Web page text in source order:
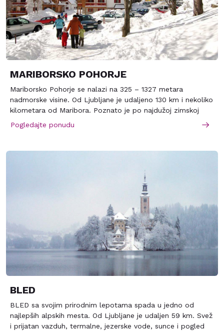
MARIBORSKO POHORJE
Mariborsko Pohorje se nalazi na 325 – 1327 metara
nadmorske visine. Od Ljubljane je udaljeno 130 km i nekoliko
kilometara od Maribora. Poznato je po najdužoj zimskoj
sezoni, koja traje čak 90 dana. Pohorje je popularna
turističko -rekreativna tačka za sve generacije. Snežne ski
pravi su magnet za skijaše , snoubordere , planinare,
, avanturiste. Ski centar Pohorje nudi više od 41,5 kilometara
skijaških staza svih nivoa težine na visinama i 27 km staza
za nordijsko skijanje. Skijališta povezuje pet sedežnica, 16
Pogledajte ponudu
BLED
BLED sa svojim prirodnim lepotama spada u jedno od
najlepših alpskih mesta. Od Ljubljane je udaljen 59 km. Svež
i prijatan vazduh, termalne, jezerske vode, sunce i pogled